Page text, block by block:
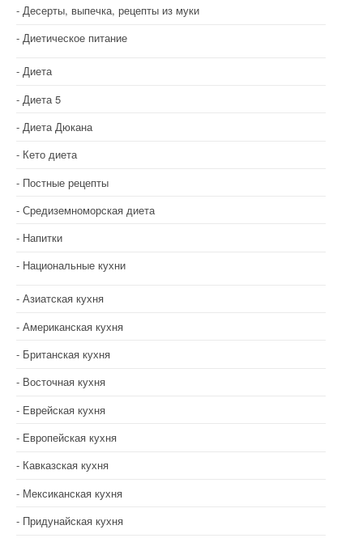
Десерты, выпечка, рецепты из муки
Диетическое питание
Диета
Диета 5
Диета Дюкана
Кето диета
Постные рецепты
Средиземноморская диета
Напитки
Национальные кухни
Азиатская кухня
Американская кухня
Британская кухня
Восточная кухня
Еврейская кухня
Европейская кухня
Кавказская кухня
Мексиканская кухня
Придунайская кухня